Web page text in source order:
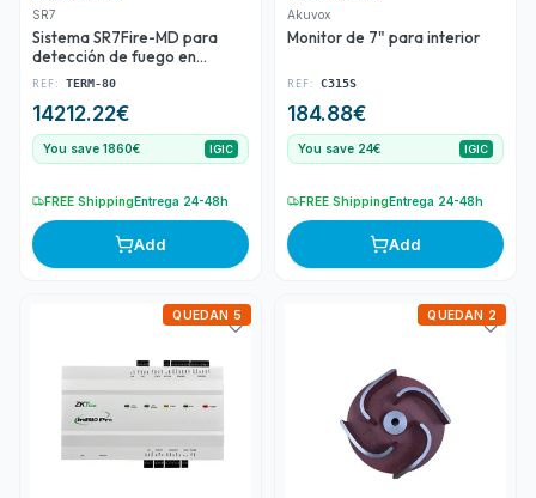
SR7
Sistema SR7Fire-MD para
detección de fuego en
ambiente industrial
REF: TERM-80
14212.22€
You save 1860€ IGIC
FREE ShippingEntrega 24-48h
Add
Akuvox
Monitor de 7" para interior
REF: C315S
184.88€
You save 24€ IGIC
FREE ShippingEntrega 24-48h
Add
QUEDAN 5 QUEDAN 2